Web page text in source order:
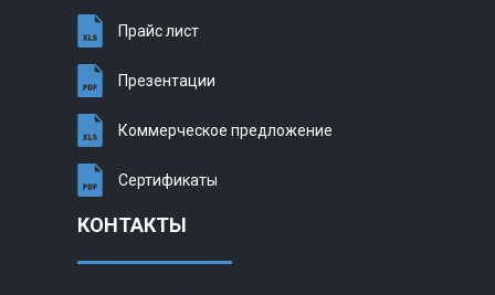
Прайс лист
Презентации
Коммерческое предложение
Сертификаты
КОНТАКТЫ